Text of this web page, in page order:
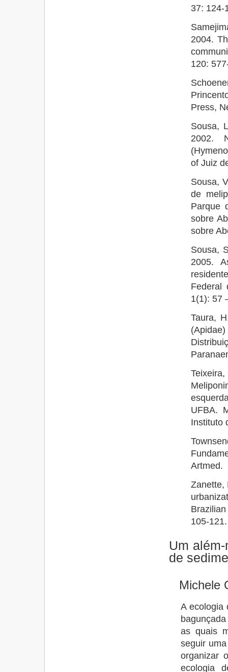
37: 124-
2004.
120:
Press,
Sousa,
2002.
of Juiz
Sousa,
de
Parque
sobre
sobre
Sousa,
2005.
Federal
1(1): 57
Taura,
UFBA.
Instituto
Artmed.
Zanette,
105-121.
Um
de
Michele
A ecologia
as quais
seguir
organizar
ecologia